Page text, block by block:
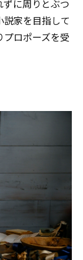
ずに周りとぶつ
家を目指して
ロポーズを受